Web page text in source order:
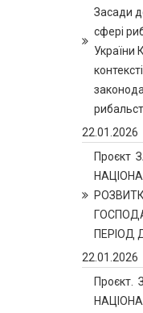
Засади
сфері
України
22.01.2026
Проєкт
ПЕРІОД
22.01.2026
Проєкт.